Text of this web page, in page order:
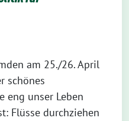
am 25./26. April
schönes
eng unser Leben
Flüsse durchziehen